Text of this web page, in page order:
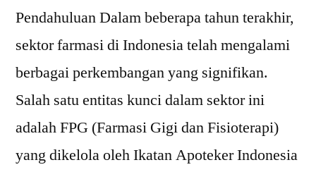
Pendahuluan Dalam beberapa tahun terakhir,
sektor farmasi di Indonesia telah mengalami
berbagai perkembangan yang signifikan.
Salah satu entitas kunci dalam sektor ini
adalah FPG (Farmasi Gigi dan Fisioterapi)
yang dikelola oleh Ikatan Apoteker Indonesia